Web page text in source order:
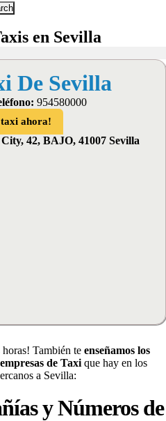
en Sevilla
De Sevilla
954580000
ahora!
42, BAJO, 41007 Sevilla
También teenseñamos los
de Taxi que hay en los
a Sevilla:
y Números de